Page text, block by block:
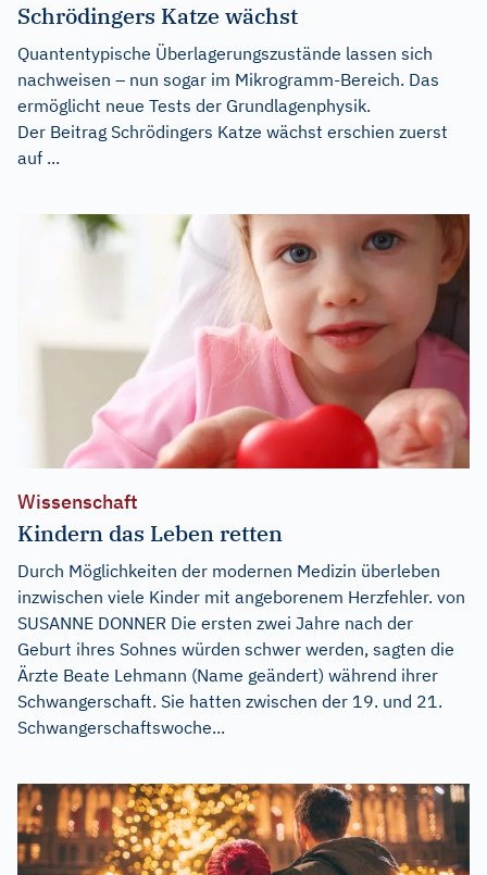
Schrödingers Katze wächst
Quantentypische Überlagerungszustände lassen sich
nachweisen – nun sogar im Mikrogramm-Bereich. Das
ermöglicht neue Tests der Grundlagenphysik.
Der Beitrag Schrödingers Katze wächst erschien zuerst
auf ...
Wissenschaft
Kindern das Leben retten
Durch Möglichkeiten der modernen Medizin überleben
inzwischen viele Kinder mit angeborenem Herzfehler. von
SUSANNE DONNER Die ersten zwei Jahre nach der
Geburt ihres Sohnes würden schwer werden, sagten die
Ärzte Beate Lehmann (Name geändert) während ihrer
Schwangerschaft. Sie hatten zwischen der 19. und 21.
Schwangerschaftswoche...